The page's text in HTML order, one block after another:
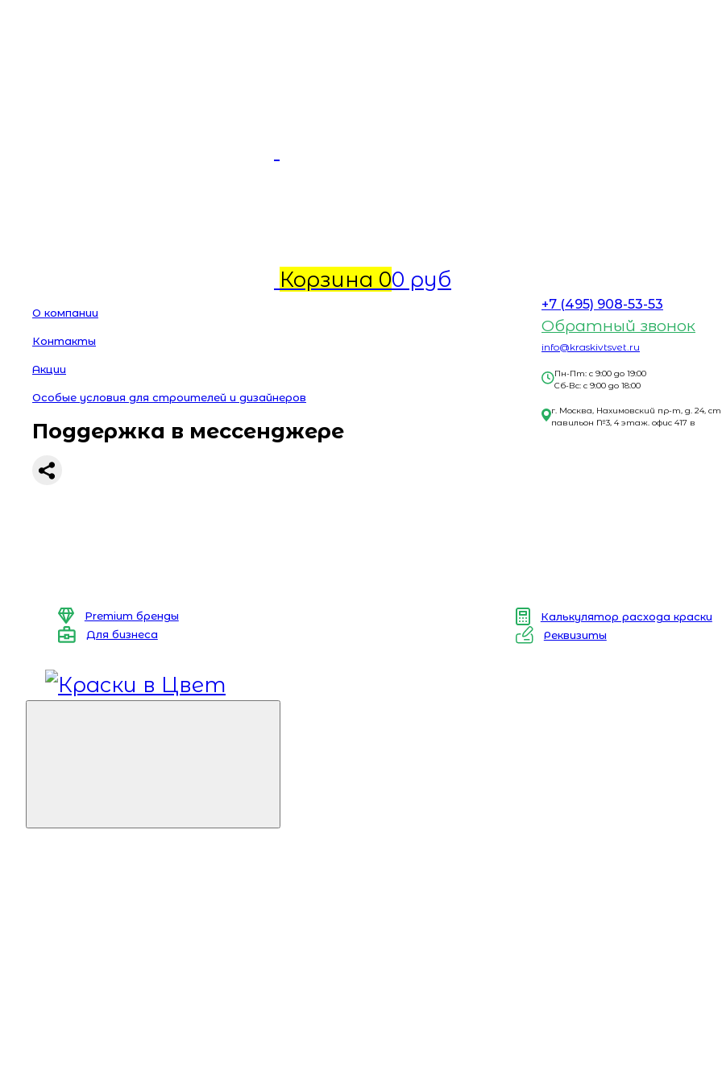
Корзина 00 руб
О компании
Контакты
Акции
Особые условия для строителей и дизайнеров
Поддержка в мессенджере
+7 (495) 908-53-53
Обратный звонок
info@kraskivtsvet.ru
Пн-Пт: с 9:00 до 19:00
Сб-Вс: с 9:00 до 18:00
г. Москва, Нахимовский пр-т, д. 24,
павильон №3, 4 этаж. офис 417 в
Premium бренды
Калькулятор расхода краски
Для бизнеса
Реквизиты